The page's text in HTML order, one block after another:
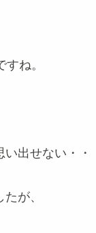
ね。
い出せない・・
が、